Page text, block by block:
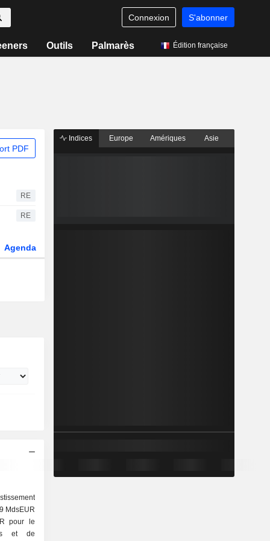
Connexion S'abonner
Outils Palmarès Édition française
PDF
RE
RE
Agenda
MdsEUR
pour le
et de
Indices Europe Amériques Asie